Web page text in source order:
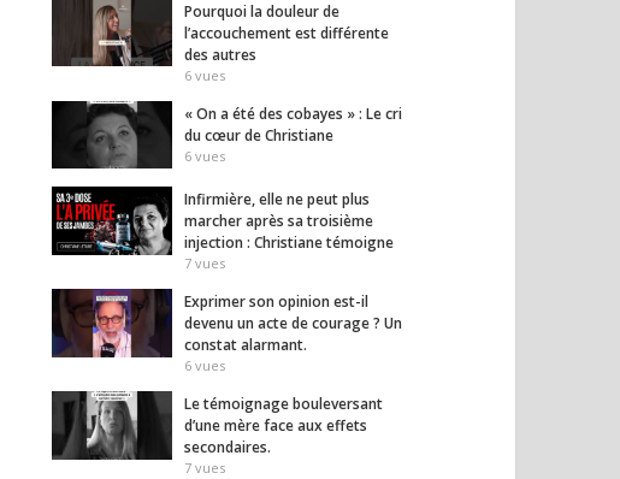
« 2027 sera l’élection de la
dernière chance » —
6 danseuses africaines
expriment leur libération
sociales, à l’excision…
12vues
Pourquoi la douleur de
l’accouchement est différente
des autres
6 vues
« On a été des cobayes » : Le cri
du cœur de Christiane
6 vues
Infirmière, elle ne peut plus
marcher après sa troisième
injection : Christiane témoigne
7 vues
Exprimer son opinion est-il
devenu un acte de courage ? Un
constat alarmant.
6 vues
Le témoignage bouleversant
d’une mère face aux effets
secondaires.
7 vues